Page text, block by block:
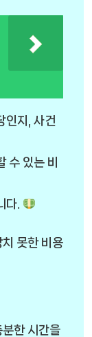
인지, 사건
수 있는 비
다.
못한 비용
한 시간을